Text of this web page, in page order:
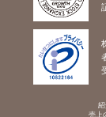
紹
売上